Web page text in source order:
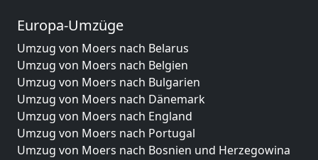
Europa-Umzüge
Umzug von Moers nach Belarus
Umzug von Moers nach Belgien
Umzug von Moers nach Bulgarien
Umzug von Moers nach Dänemark
Umzug von Moers nach England
Umzug von Moers nach Portugal
Umzug von Moers nach Bosnien und Herzegowina